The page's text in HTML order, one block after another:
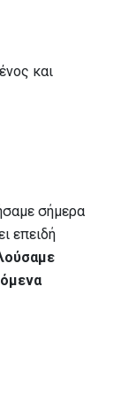
και
σήμερα
επειδή